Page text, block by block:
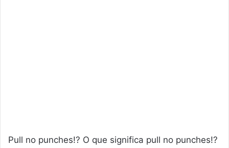
Pull no punches!? O que significa pull no punches!?